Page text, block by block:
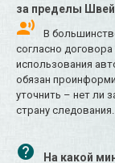
за пределы
В
согласно
использования
обязан
уточнить – нет ли
страну следования.
На какой